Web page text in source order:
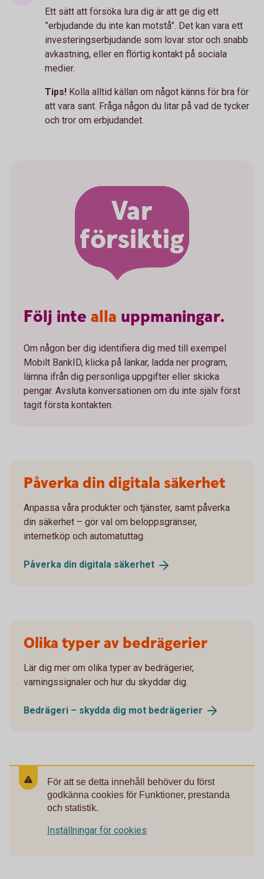
Ett sätt att försöka lura dig är att ge dig ett
”erbjudande du inte kan motstå”. Det kan vara ett
investeringserbjudande som lovar stor och snabb
avkastning, eller en flörtig kontakt på sociala
medier.
Tips! Kolla alltid källan om något känns för bra för
att vara sant. Fråga någon du litar på vad de tycker
och tror om erbjudandet.
Var
försiktig
Följ inte alla uppmaningar.
Om någon ber dig identifiera dig med till exempel
Mobilt BankID, klicka på länkar, ladda ner program,
lämna ifrån dig personliga uppgifter eller skicka
pengar. Avsluta konversationen om du inte själv först
tagit första kontakten.
Påverka din digitala säkerhet
Anpassa våra produkter och tjänster, samt påverka
din säkerhet – gör val om beloppsgränser,
internetköp och automatuttag.
Påverka din digitala säkerhet
Olika typer av bedrägerier
Lär dig mer om olika typer av bedrägerier,
varningssignaler och hur du skyddar dig.
Bedrägeri – skydda dig mot bedrägerier
För att se detta innehåll behöver du först
godkänna cookies för Funktioner, prestanda
och statistik.
Inställningar för cookies